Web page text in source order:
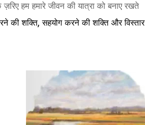
हम हमारे जीवन की यात्रा को बनाए रखते
की शक्ति, सहयोग करने की शक्ति और विस्तार